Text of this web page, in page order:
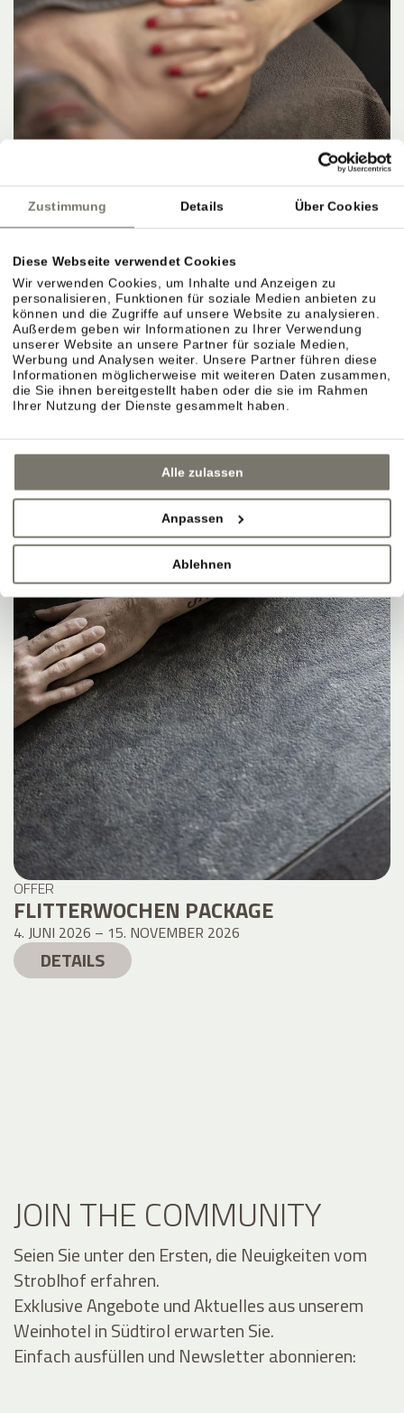
Zustimmung Details Über Cookies
Diese Webseite verwendet Cookies
Wir verwenden Cookies, um Inhalte und Anzeigen zu
personalisieren, Funktionen für soziale Medien anbieten zu
können und die Zugriffe auf unsere Website zu analysieren.
Außerdem geben wir Informationen zu Ihrer Verwendung
unserer Website an unsere Partner für soziale Medien,
Werbung und Analysen weiter. Unsere Partner führen diese
Informationen möglicherweise mit weiteren Daten zusammen,
die Sie ihnen bereitgestellt haben oder die sie im Rahmen
Ihrer Nutzung der Dienste gesammelt haben.
Alle zulassen
Anpassen
Ablehnen
HERBSTANGEBOT 4=3
8. NOVEMBER 2026 – 15. NOVEMBER 2026
567,00 €
DETAILS
OFFER
FLITTERWOCHEN PACKAGE
4. JUNI 2026 – 15. NOVEMBER 2026
DETAILS
JOIN THE COMMUNITY
Seien Sie unter den Ersten, die Neuigkeiten vom
Stroblhof erfahren.
Exklusive Angebote und Aktuelles aus unserem
Weinhotel in Südtirol erwarten Sie.
Einfach ausfüllen und Newsletter abonnieren: